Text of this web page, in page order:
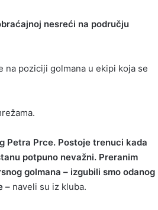
nesreći na području
na poziciji golmana u ekipi koja se
Petra Prce. Postoje trenuci kada
potpuno nevažni. Preranim
golmana – izgubili smo odanog
– naveli su iz kluba.